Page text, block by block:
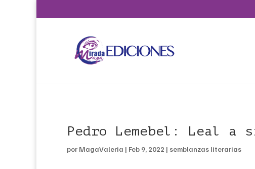
Pedro Lemebel: Leal a
por MagaValeria | Feb 9, 2022 | semblanzas literarias